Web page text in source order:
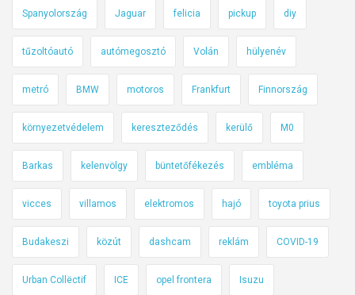
f
l
ó
i
z
t
o
g
s
z
p
i
h
ö
v
z
t
b
Spanyolország Jaguar felicia pickup diy
tűzoltóautó autómegosztó Volán hülyenév
metró BMW motoros Frankfurt Finnország
környezetvédelem kereszteződés kerülő M0
Barkas kelenvölgy büntetőfékezés embléma
vicces villamos elektromos hajó toyota prius
Budakeszi közút dashcam reklám COVID-19
Urban Collëctif ICE opel frontera Isuzu